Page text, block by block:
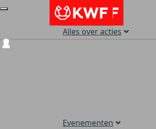
Alles over acties
Evenementen